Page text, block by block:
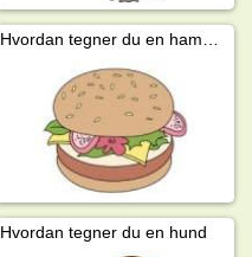
Hvordan tegner du en hund